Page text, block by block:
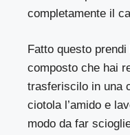
completamente il
Fatto questo
composto che hai
trasferiscilo in una
ciotola l’amido e
modo da far